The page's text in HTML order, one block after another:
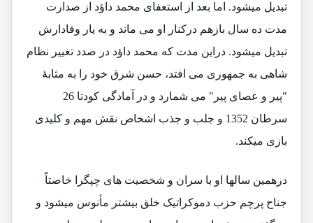
تبدیل میشود. اما بعد از استعفای محمد داؤد از صدارت
مدت ده سال بازهم درکنار او می ماند و به یار وفادارش
تبدیل میشود. دراین مدت که محمد داؤد در صدد تغییر نظام
شاهی به جمهوری می افتد، حسن شرق خود را به مثابۀ
"پیر و عصای پیر" می شمارد و در آمادگی کودتا 26
سرطان 1352 و جلب و جذب اشخاص نقش مهم و کلیدی
بازی میکند.
درهمین سالها او با سران و شخصیت های چپگرا خاصتاً
جناح پرچم حزب دموکراتیک خلق بیشتر مأنوس میشود و